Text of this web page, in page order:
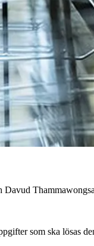
som ska lösas